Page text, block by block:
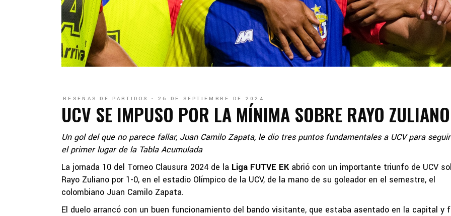
RESEÑAS DE PARTIDOS 26 DE SEPTIEMBRE DE 2024
UCV SE IMPUSO POR LA MÍNIMA SOBRE RAYO ZULIANO
Un gol del que no parece fallar, Juan Camilo Zapata, le dio tres puntos fundamentales a UCV para
el primer lugar de la Tabla Acumulada
La jornada 10 del Torneo Clausura 2024 de la Liga FUTVE EKabrió con un importante triunfo de UCV
Rayo Zuliano por 1-0, en el estadio Olímpico de la UCV, de la mano de su goleador en el semestre, el
colombiano Juan Camilo Zapata.
El duelo arrancó con un buen funcionamiento del bando visitante, que estaba asentado en la capital y